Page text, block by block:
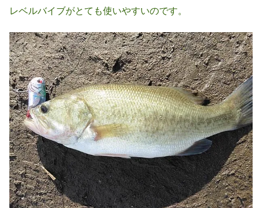
レベルバイブがとても使いやすいのです。